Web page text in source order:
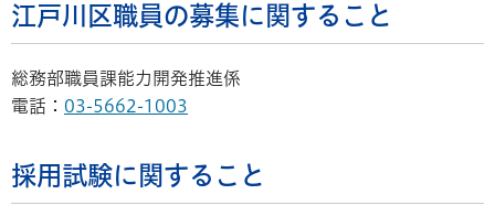
江戸川区職員の募集に関すること
総務部職員課能力開発推進係
電話： 03-5662-1003
採用試験に関すること